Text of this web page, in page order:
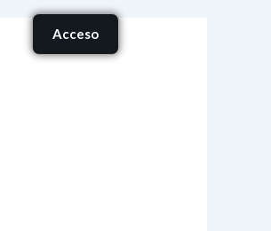
Acceso